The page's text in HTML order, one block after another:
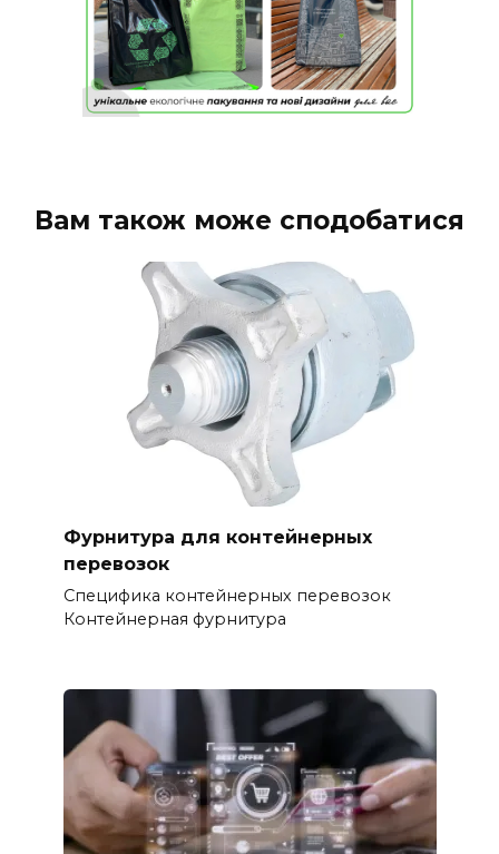
Вам також може сподобатися
Фурнитура для контейнерных
перевозок
Специфика контейнерных перевозок
Контейнерная фурнитура